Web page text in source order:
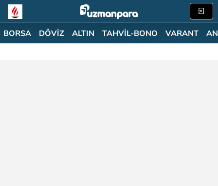
BORSA DÖVİZ ALTIN TAHVİL-BONO VARANT